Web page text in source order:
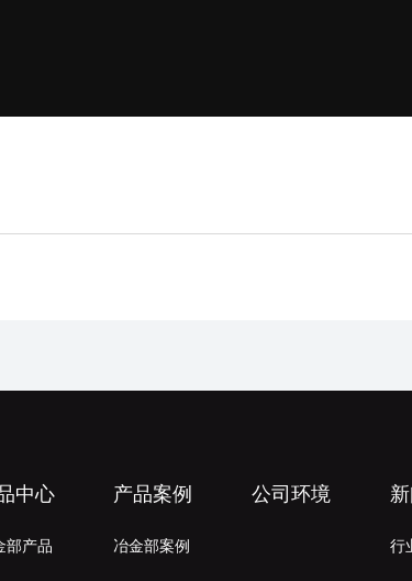
中心
部产品
产品案例
冶金部案例
公司环境
行